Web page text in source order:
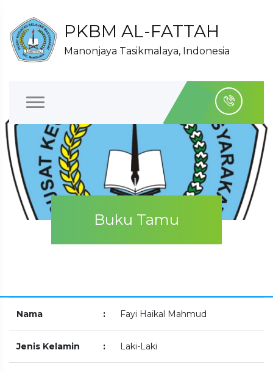
PKBM AL-FATTAH
Manonjaya Tasikmalaya, Indonesia
Buku Tamu
Nama : Fayi Haikal Mahmud
Jenis Kelamin : Laki-Laki